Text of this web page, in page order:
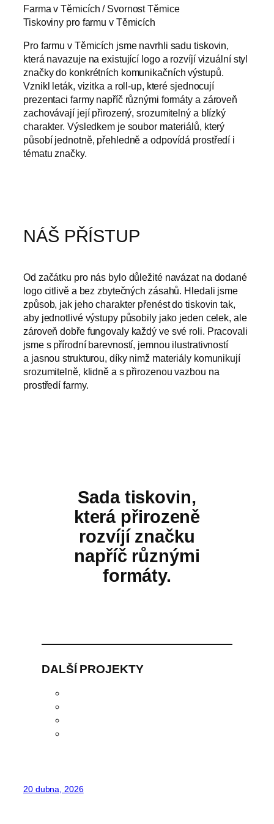
Farma v Těmicích / Svornost Těmice
Tiskoviny pro farmu v Těmicích
Pro farmu v Těmicích jsme navrhli sadu tiskovin,
která navazuje na existující logo a rozvíjí vizuální styl
značky do konkrétních komunikačních výstupů.
Vznikl leták, vizitka a roll-up, které sjednocují
prezentaci farmy napříč různými formáty a zároveň
zachovávají její přirozený, srozumitelný a blízký
charakter. Výsledkem je soubor materiálů, který
působí jednotně, přehledně a odpovídá prostředí i
tématu značky.
NÁŠ PŘÍSTUP
Od začátku pro nás bylo důležité navázat na dodané
logo citlivě a bez zbytečných zásahů. Hledali jsme
způsob, jak jeho charakter přenést do tiskovin tak,
aby jednotlivé výstupy působily jako jeden celek, ale
zároveň dobře fungovaly každý ve své roli. Pracovali
jsme s přírodní barevností, jemnou ilustrativností
a jasnou strukturou, díky nimž materiály komunikují
srozumitelně, klidně a s přirozenou vazbou na
prostředí farmy.
Sada tiskovin,
která přirozeně
rozvíjí značku
napříč různými
formáty.
DALŠÍ PROJEKTY
20 dubna, 2026